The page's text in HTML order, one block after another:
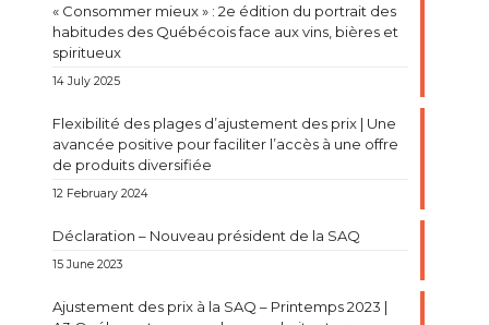
« Consommer mieux » : 2e édition du portrait des
habitudes des Québécois face aux vins, bières et
spiritueux
14 July 2025
Flexibilité des plages d’ajustement des prix | Une
avancée positive pour faciliter l’accès à une offre
de produits diversifiée
12 February 2024
Déclaration – Nouveau président de la SAQ
15 June 2023
Ajustement des prix à la SAQ – Printemps 2023 |